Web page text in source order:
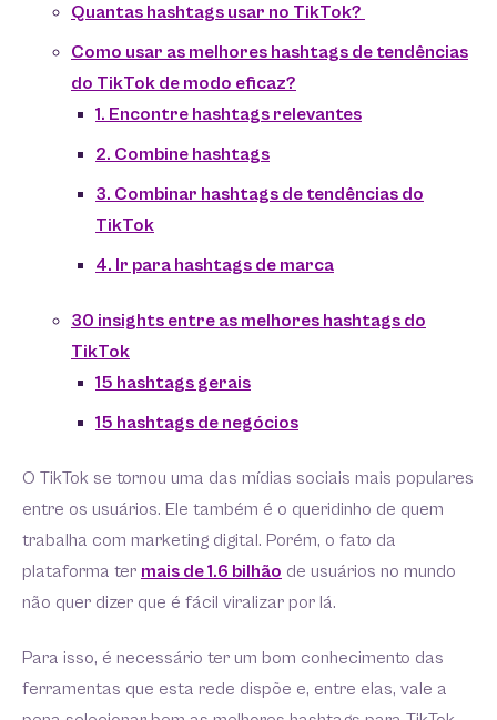
Quantas hashtags usar no TikTok?
Como usar as melhores hashtags de tendências
do TikTok de modo eficaz?
1. Encontre hashtags relevantes
2. Combine hashtags
3. Combinar hashtags de tendências do
TikTok
4. Ir para hashtags de marca
30 insights entre as melhores hashtags do
TikTok
15 hashtags gerais
15 hashtags de negócios
O TikTok se tornou uma das mídias sociais mais populares
entre os usuários. Ele também é o queridinho de quem
trabalha com marketing digital. Porém, o fato da
plataforma ter mais de 1.6 bilhão de usuários no mundo
não quer dizer que é fácil viralizar por lá.
Para isso, é necessário ter um bom conhecimento das
ferramentas que esta rede dispõe e, entre elas, vale a